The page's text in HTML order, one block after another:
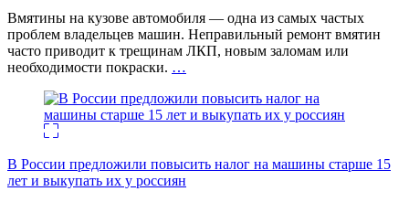
Вмятины на кузове автомобиля — одна из самых частых
проблем владельцев машин. Неправильный ремонт вмятин
часто приводит к трещинам ЛКП, новым заломам или
необходимости покраски. …
В России предложили повысить налог на машины старше 15
лет и выкупать их у россиян